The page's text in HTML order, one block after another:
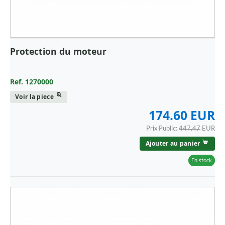
MERCEDES
MG
MINI
Protection du moteur
Ref. 1270000
Voir la piece
174.60 EUR
Prix Public: 447.47 EUR
Ajouter au panier
En stock